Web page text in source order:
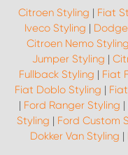
Citroen Styling | Fiat
Iveco Styling |
Citroen Nemo Styling
Jumper Styling |
Fullback Styling | Fiat
Fiat Doblo Styling |
| Ford Ranger Styling |
Styling | Ford Custom
Dokker Van Styling |